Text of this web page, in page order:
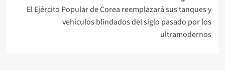
El Ejército Popular de Corea reemplazará sus tanques y
vehículos blindados del siglo pasado por los
ultramodernos